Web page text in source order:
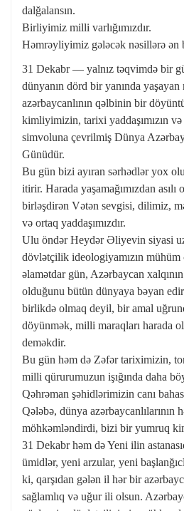
dalğalansın.
Birliyimiz milli varlığımızdır.
Həmrəyliyimiz gələcək nəsillərə ən
31 Dekabr — yalnız təqvimdə bir
dünyanın dörd bir yanında
azərbaycanlının qəlbinin bir
kimliyimizin, tarixi yaddaşımızın
simvoluna çevrilmiş Dünya
Günüdür.
Bu gün bizi ayıran sərhədlər yox
itirir. Harada yaşamağımızdan asılı
birləşdirən Vətən sevgisi, dilimiz,
və ortaq yaddaşımızdır.
Ulu öndər Heydər Əliyevin siyasi
dövlətçilik ideologiyamızın mühüm
əlamətdar gün, Azərbaycan
olduğunu bütün dünyaya bəyan
birlikdə olmaq deyil, bir amal
döyünmək, milli maraqları harada
deməkdir.
Bu gün həm də Zəfər tariximizin,
milli qürurumuzun işığında daha
Qəhrəman şəhidlərimizin canı
Qələbə, dünya azərbaycanlılarının
möhkəmləndirdi, bizi bir yumruq
31 Dekabr həm də Yeni ilin
ümidlər, yeni arzular, yeni
ki, qarşıdan gələn il hər bir
sağlamlıq və uğur ili olsun.